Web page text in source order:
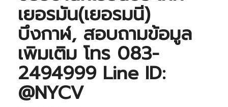
เยอรมัน(เยอรมนี)
บึงกาฬ, สอบถามข้อมูล
เพิมเติม โทร 083-
2494999 Line ID:
@NYCV